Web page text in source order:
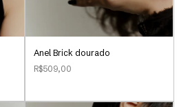
Anel Brick dourado
R$509,00